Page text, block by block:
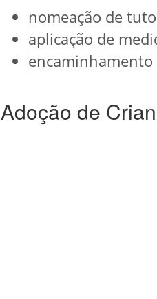
nomeação de
aplicação de
encaminhamento
Adoção de